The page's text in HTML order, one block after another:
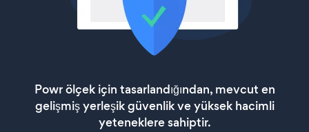
Powr ölçek için tasarlandığından, mevcut en
gelişmiş yerleşik güvenlik ve yüksek hacimli
yeteneklere sahiptir.